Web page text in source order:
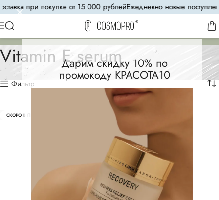
Дарим скидку 10% по
промокоду КРАСОТА10
при покупке от 15 000 рублейЕжедневно новые
Vitamin E serum
Фильтр
СКОРО В ПРОДАЖЕ